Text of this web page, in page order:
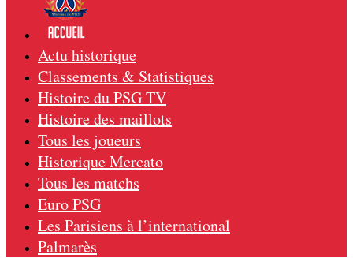
Actu historique
Classements & Statistiques
Histoire du PSG TV
Histoire des maillots
Tous les joueurs
Historique Mercato
Tous les matchs
Euro PSG
Les Parisiens à l’international
Palmarès